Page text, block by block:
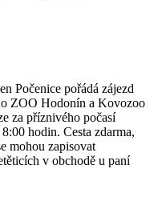
Počenice pořádá zájezd
ZOO Hodonín a Kovozoo
za příznivého počasí
hodin. Cesta zdarma,
mohou zapisovat
v obchodě u paní